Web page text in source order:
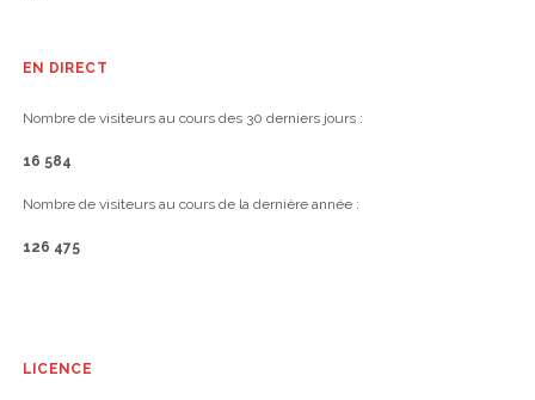
EN DIRECT
Nombre de visiteurs au cours des 30 derniers jours :
16 584
Nombre de visiteurs au cours de la dernière année :
126 475
LICENCE